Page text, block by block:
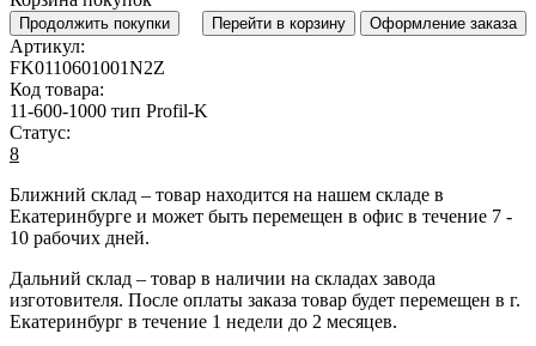
Продолжить покупки Перейти в корзину Оформление заказа
Артикул:
FK0110601001N2Z
Код товара:
11-600-1000 тип Profil-K
Статус:
8
Ближний склад – товар находится на нашем складе в
Екатеринбурге и может быть перемещен в офис в течение 7 -
10 рабочих дней.
Дальний склад – товар в наличии на складах завода
изготовителя. После оплаты заказа товар будет перемещен в г.
Екатеринбург в течение 1 недели до 2 месяцев.